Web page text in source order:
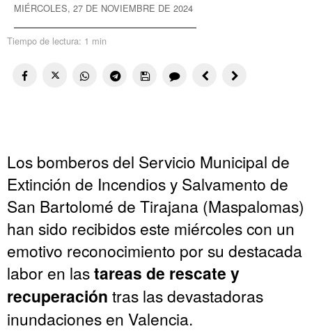
MIÉRCOLES, 27 DE NOVIEMBRE DE 2024
Tiempo de lectura: 1 min
Los bomberos del Servicio Municipal de
Extinción de Incendios y Salvamento de
San Bartolomé de Tirajana (Maspalomas)
han sido recibidos este miércoles con un
emotivo reconocimiento por su destacada
labor en lastareas de rescate y
recuperación tras las devastadoras
inundaciones en Valencia.